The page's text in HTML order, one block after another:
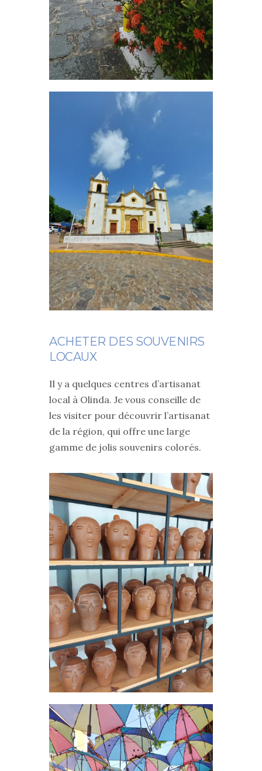
ACHETER DES SOUVENIRS
LOCAUX
Il y a quelques centres d’artisanat
local à Olinda. Je vous conseille de
les visiter pour découvrir l’artisanat
de la région, qui offre une large
gamme de jolis souvenirs colorés.